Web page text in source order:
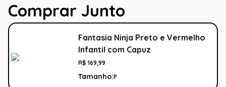
Comprar Junto
Fantasia Ninja Preto e Vermelho
Infantil com Capuz
R$ 169,99
Tamanho:P